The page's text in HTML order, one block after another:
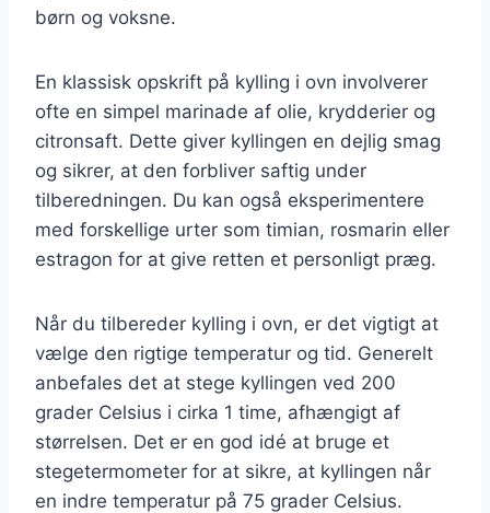
børn og voksne.
En klassisk opskrift på kylling i ovn involverer
ofte en simpel marinade af olie, krydderier og
citronsaft. Dette giver kyllingen en dejlig smag
og sikrer, at den forbliver saftig under
tilberedningen. Du kan også eksperimentere
med forskellige urter som timian, rosmarin eller
estragon for at give retten et personligt præg.
Når du tilbereder kylling i ovn, er det vigtigt at
vælge den rigtige temperatur og tid. Generelt
anbefales det at stege kyllingen ved 200
grader Celsius i cirka 1 time, afhængigt af
størrelsen. Det er en god idé at bruge et
stegetermometer for at sikre, at kyllingen når
en indre temperatur på 75 grader Celsius.